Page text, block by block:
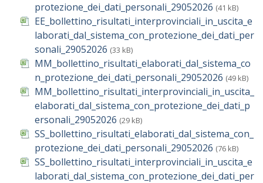
protezione_dei_dati_personali_29052026 (41 kB)
EE_bollettino_risultati_interprovinciali_in_uscita_e
laborati_dal_sistema_con_protezione_dei_dati_per
sonali_29052026 (33 kB)
MM_bollettino_risultati_elaborati_dal_sistema_co
n_protezione_dei_dati_personali_29052026 (49 kB)
MM_bollettino_risultati_interprovinciali_in_uscita_
elaborati_dal_sistema_con_protezione_dei_dati_p
ersonali_29052026 (29 kB)
SS_bollettino_risultati_elaborati_dal_sistema_con_
protezione_dei_dati_personali_29052026 (76 kB)
SS_bollettino_risultati_interprovinciali_in_uscita_e
laborati_dal_sistema_con_protezione_dei_dati_per